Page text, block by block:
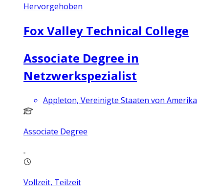
Hervorgehoben
Fox Valley Technical College
Associate Degree in
Netzwerkspezialist
Appleton, Vereinigte Staaten von Amerika
Associate Degree
Vollzeit, Teilzeit